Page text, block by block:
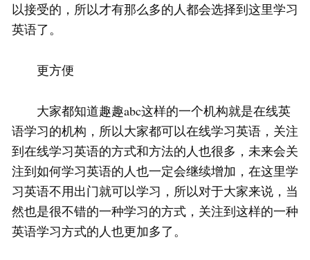
以接受的，所以才有那么多的人都会选择到这里学习
英语了。
更方便
大家都知道趣趣abc这样的一个机构就是在线英
语学习的机构，所以大家都可以在线学习英语，关注
到在线学习英语的方式和方法的人也很多，未来会关
注到如何学习英语的人也一定会继续增加，在这里学
习英语不用出门就可以学习，所以对于大家来说，当
然也是很不错的一种学习的方式，关注到这样的一种
英语学习方式的人也更加多了。